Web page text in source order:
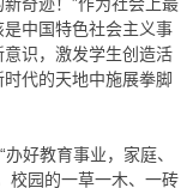
中国特色社会主义事
识，激发学生创造活
代的天地中施展拳脚
好教育事业，家庭、
校园的一草一木、一砖